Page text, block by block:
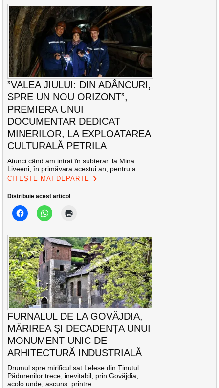
”VALEA JIULUI: DIN ADÂNCURI,
SPRE UN NOU ORIZONT”,
PREMIERA UNUI
DOCUMENTAR DEDICAT
MINERILOR, LA EXPLOATAREA
CULTURALĂ PETRILA
Atunci când am intrat în subteran la Mina
Liveeni, în primăvara acestui an, pentru a
CITEȘTE MAI DEPARTE
Distribuie acest articol
FURNALUL DE LA GOVĂJDIA,
MĂRIREA ȘI DECADENȚA UNUI
MONUMENT UNIC DE
ARHITECTURĂ INDUSTRIALĂ
Drumul spre mirificul sat Lelese din Ținutul
Pădurenilor trece, inevitabil, prin Govăjdia,
acolo unde, ascuns printre